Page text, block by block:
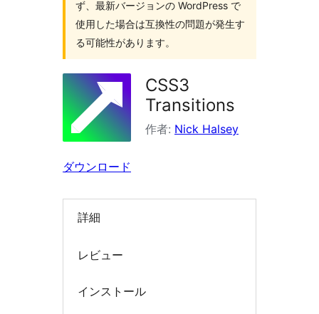
ず、最新バージョンの WordPress で
使用した場合は互換性の問題が発生す
る可能性があります。
CSS3
Transitions
作者: Nick Halsey
ダウンロード
詳細
レビュー
インストール